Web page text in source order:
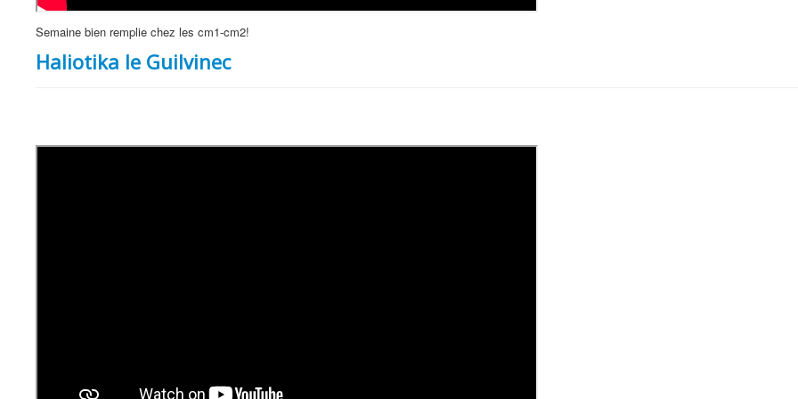
Semaine bien remplie chez les cm1-cm2!
Haliotika le Guilvinec